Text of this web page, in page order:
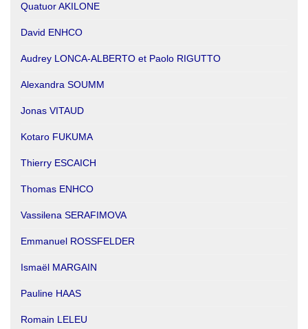
Quatuor AKILONE
David ENHCO
Audrey LONCA-ALBERTO et Paolo RIGUTTO
Alexandra SOUMM
Jonas VITAUD
Kotaro FUKUMA
Thierry ESCAICH
Thomas ENHCO
Vassilena SERAFIMOVA
Emmanuel ROSSFELDER
Ismaël MARGAIN
Pauline HAAS
Romain LELEU